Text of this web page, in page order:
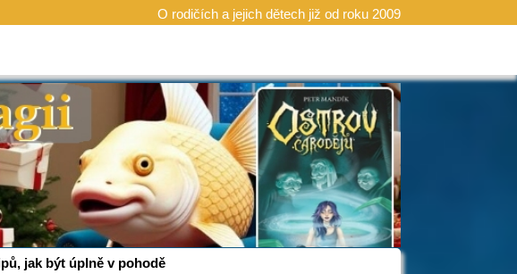
O rodičích a jejich dětech již od roku 2009
jak být úplně v pohodě